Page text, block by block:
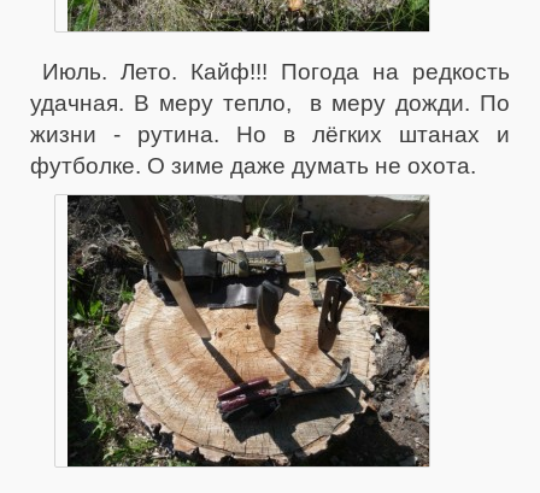
Июль. Лето. Кайф!!! Погода на редкость
удачная. В меру тепло, в меру дожди. По
жизни - рутина. Но в лёгких штанах и
футболке. О зиме даже думать не охота.